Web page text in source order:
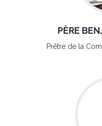
PÈRE
Prêtre de la